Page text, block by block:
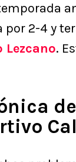
por 2-4 y
Lezcano.